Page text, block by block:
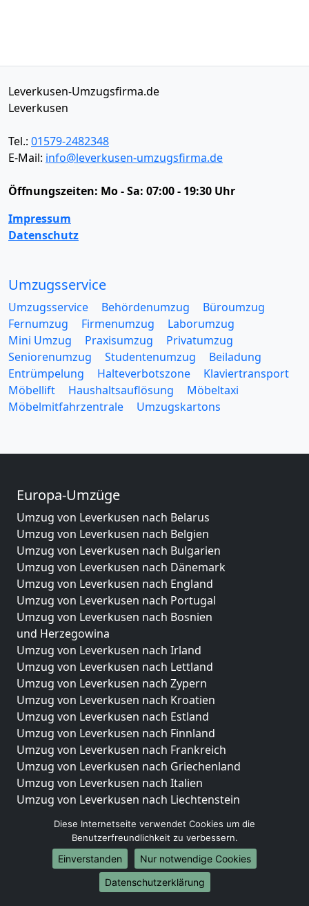
Leverkusen-Umzugsfirma.de
Leverkusen
Tel.: 01579-2482348
E-Mail: info@leverkusen-umzugsfirma.de
Öffnungszeiten: Mo - Sa: 07:00 - 19:30 Uhr
Impressum
Datenschutz
Umzugsservice
Umzugsservice Behördenumzug
Büroumzug
Fernumzug
Firmenumzug
Laborumzug
Mini Umzug
Praxisumzug
Privatumzug
Seniorenumzug
Studentenumzug
Beiladung
Entrümpelung
Halteverbotszone
Klaviertransport
Möbellift
Haushaltsauflösung
Möbeltaxi
Möbelmitfahrzentrale
Umzugskartons
Europa-Umzüge
Umzug von Leverkusen nach Belarus
Umzug von Leverkusen nach Belgien
Umzug von Leverkusen nach Bulgarien
Umzug von Leverkusen nach Dänemark
Umzug von Leverkusen nach England
Umzug von Leverkusen nach Portugal
Umzug von Leverkusen nach Bosnien
und Herzegowina
Umzug von Leverkusen nach Irland
Umzug von Leverkusen nach Lettland
Umzug von Leverkusen nach Zypern
Umzug von Leverkusen nach Kroatien
Umzug von Leverkusen nach Estland
Umzug von Leverkusen nach Finnland
Umzug von Leverkusen nach Frankreich
Umzug von Leverkusen nach Griechenland
Umzug von Leverkusen nach Italien
Umzug von Leverkusen nach Liechtenstein
Umzug von Leverkusen nach Niederlande
Umzug von Leverkusen nach Norwegen
Umzüge-Deutschlandweit
Diese Internetseite verwendet Cookies um die
Benutzerfreundlichkeit zu verbessern.
Einverstanden
Nur notwendige Cookies
Datenschutzerklärung